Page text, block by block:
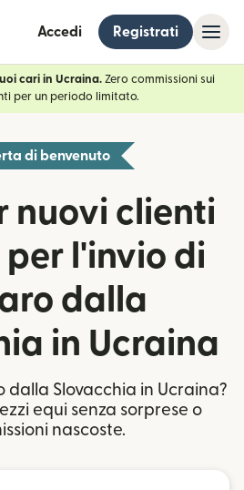
Accedi Registrati
cari in Ucraina. Zero commissioni sui
per un periodo limitato.
di benvenuto
nuovi clienti
per l'invio di
dalla
in Ucraina
dalla Slovacchia in Ucraina?
equi senza sorprese o
nascoste.